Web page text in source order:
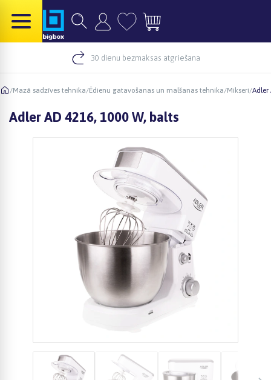
30 dienu bezmaksas atgriešana
/Mazā sadzīves tehnika/Ēdienu gatavošanas un malšanas tehnika/Mikseri/Adler
Adler AD 4216, 1000 W, balts